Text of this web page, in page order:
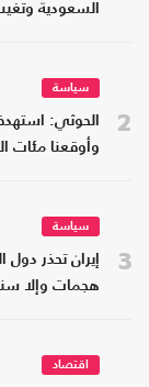
السعودية
2
سياسة
الحوثي:
وأوقعنا مئات
3
سياسة
إيران تحذر
هجمات وإلا
اقتصاد